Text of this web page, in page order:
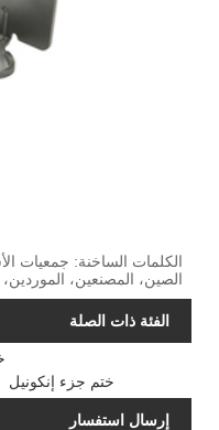
الكلمات الساخنة: جمعيات
الصين، المصنعين، الموردين،
الفئة ذات الصلة
ختم جزء إنكونيل
إرسال استفسار